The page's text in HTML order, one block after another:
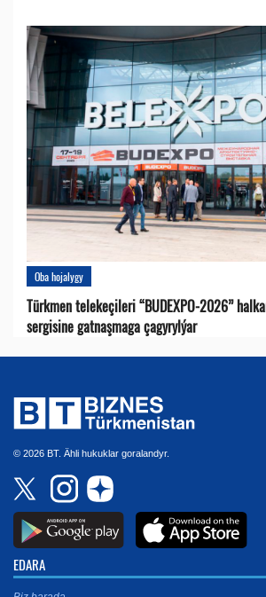
Oba hojalygy
Türkmen telekeçileri “BUDEXPO-2026”
sergisine gatnaşmaga çagyrylýar
© 2026 BT. Ähli hukuklar goralandyr.
EDARA